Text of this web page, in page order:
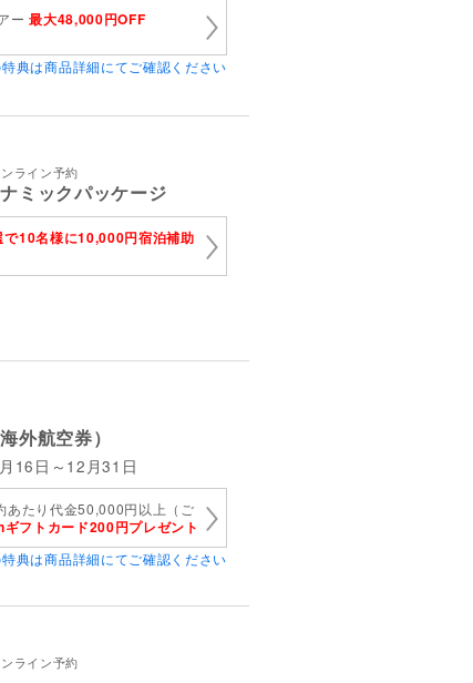
ー最大48,000円OFF
典は商品詳細にてご確認ください
ライン予約
ミックパッケージ
で10名様に10,000円宿泊補助
外航空券）
16日～12月31日
あたり代金50,000円以上（ご
フトカード200円プレゼント
典は商品詳細にてご確認ください
ライン予約